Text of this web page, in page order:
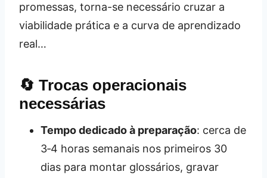
promessas, torna-se necessário cruzar a
viabilidade prática e a curva de aprendizado
real…
🔄 Trocas operacionais
necessárias
Tempo dedicado à preparação: cerca de
3‑4 horas semanais nos primeiros 30
dias para montar glossários, gravar